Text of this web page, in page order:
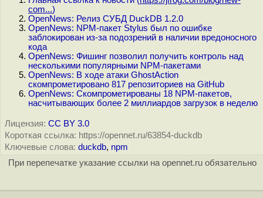
com...)
OpenNews: Релиз СУБД DuckDB 1.2.0
OpenNews: NPM-пакет Stylus был по ошибке
заблокирован из-за подозрений в наличии вредоносного
кода
OpenNews: Фишинг позволил получить контроль над
несколькими популярными NPM-пакетами
OpenNews: В ходе атаки GhostAction
скомпрометировано 817 репозиториев на GitHub
OpenNews: Скомпрометированы 18 NPM-пакетов,
насчитывающих более 2 миллиардов загрузок в неделю
Лицензия: CC BY 3.0
Короткая ссылка: https://opennet.ru/63854-duckdb
Ключевые слова: duckdb, npm
При перепечатке указание ссылки на opennet.ru обязательно